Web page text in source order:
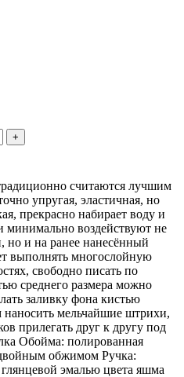
+
считаются лучшим
упругая, эластичная, но
прекрасно набирает воду и
минимально воздействуют не
но и на ранее нанесённый
выполнять многослойную
свободно писать по
среднего размера можно
заливку фона кистью
мельчайшие штрихи,
прилегать друг к другу под
Обойма: полированная
обжимом Ручка:
эмалью цвета яшма